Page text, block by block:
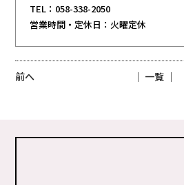
TEL：058-338-2050
営業時間・定休日：火曜定休
前へ │ 一覧 │